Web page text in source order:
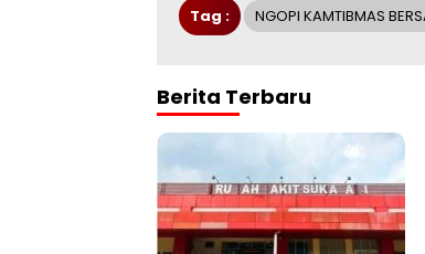
Tag : NGOPI KAMTIBMAS
Berita Terbaru